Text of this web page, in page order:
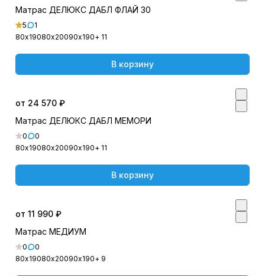
Матрас ДЕЛЮКС ДАБЛ ФЛАЙ 30
5
1
80х19080х20090х190+ 11
В корзину
от 24 570 ₽
Матрас ДЕЛЮКС ДАБЛ МЕМОРИ
0
0
80х19080х20090х190+ 11
В корзину
от 11 990 ₽
Матрас МЕДИУМ
0
0
80х19080х20090х190+ 9